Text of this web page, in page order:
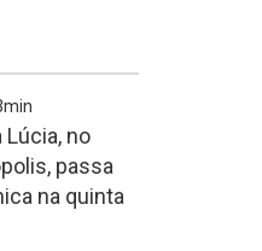
Lúcia, no
passa
na quinta